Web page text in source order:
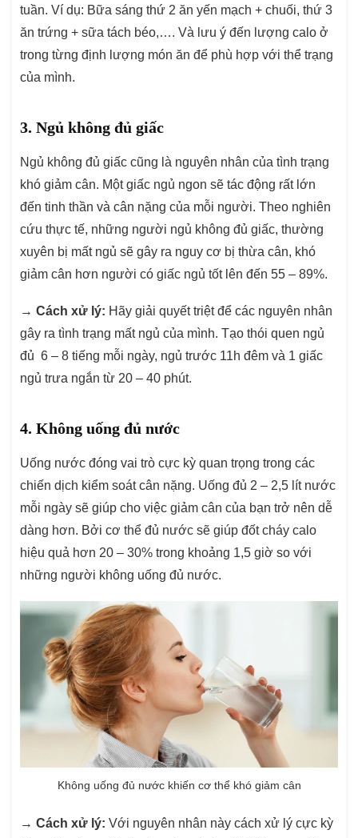
tuần. Ví dụ: Bữa sáng thứ 2 ăn yến mạch + chuối, thứ 3
ăn trứng + sữa tách béo,…. Và lưu ý đến lượng calo ở
trong từng định lượng món ăn để phù hợp với thể trạng
của mình.
3. Ngủ không đủ giấc
Ngủ không đủ giấc cũng là nguyên nhân của tình trạng
khó giảm cân. Một giấc ngủ ngon sẽ tác động rất lớn
đến tinh thần và cân nặng của mỗi người. Theo nghiên
cứu thực tế, những người ngủ không đủ giấc, thường
xuyên bị mất ngủ sẽ gây ra nguy cơ bị thừa cân, khó
giảm cân hơn người có giấc ngủ tốt lên đến 55 – 89%.
→ Cách xử lý: Hãy giải quyết triệt để các nguyên nhân
gây ra tình trạng mất ngủ của mình. Tạo thói quen ngủ
đủ 6 – 8 tiếng mỗi ngày, ngủ trước 11h đêm và 1 giấc
ngủ trưa ngắn từ 20 – 40 phút.
4. Không uống đủ nước
Uống nước đóng vai trò cực kỳ quan trọng trong các
chiến dịch kiểm soát cân nặng. Uống đủ 2 – 2,5 lít nước
mỗi ngày sẽ giúp cho việc giảm cân của bạn trở nên dễ
dàng hơn. Bởi cơ thể đủ nước sẽ giúp đốt cháy calo
hiệu quả hơn 20 – 30% trong khoảng 1,5 giờ so với
những người không uống đủ nước.
Không uống đủ nước khiến cơ thể khó giảm cân
→ Cách xử lý: Với nguyên nhân này cách xử lý cực kỳ